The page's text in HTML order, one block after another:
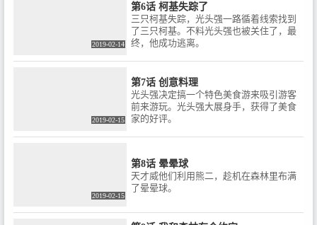
2019-02-14
第6话 柯基失踪了
三只柯基失踪，光头强一路循着线索找到
了三只柯基。不料光头强也被关住了，最
终，他成功逃离。
2019-02-15
第7话 创意料理
光头强决定搞一个特色美食游来吸引游客
前来游玩。光头强大展身手，获得了美食
家的好评。
2019-02-15
第8话 晕晕球
天才威他们利用熊二，趁机在森林里布满
了晕晕球。